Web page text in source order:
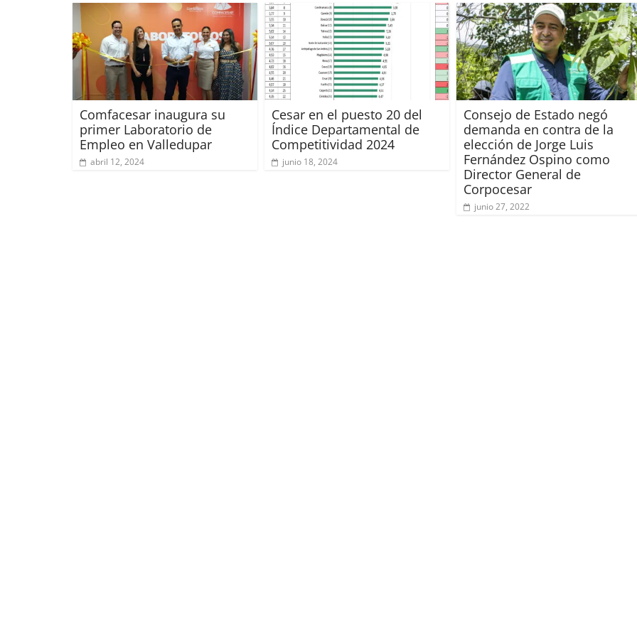
Comfacesar inaugura su
primer Laboratorio de
Empleo en Valledupar
abril 12, 2024
Cesar en el puesto 20 del
Índice Departamental de
Competitividad 2024
junio 18, 2024
Consejo de Estado negó
demanda en contra de la
elección de Jorge Luis
Fernández Ospino como
Director General de
Corpocesar
junio 27, 2022